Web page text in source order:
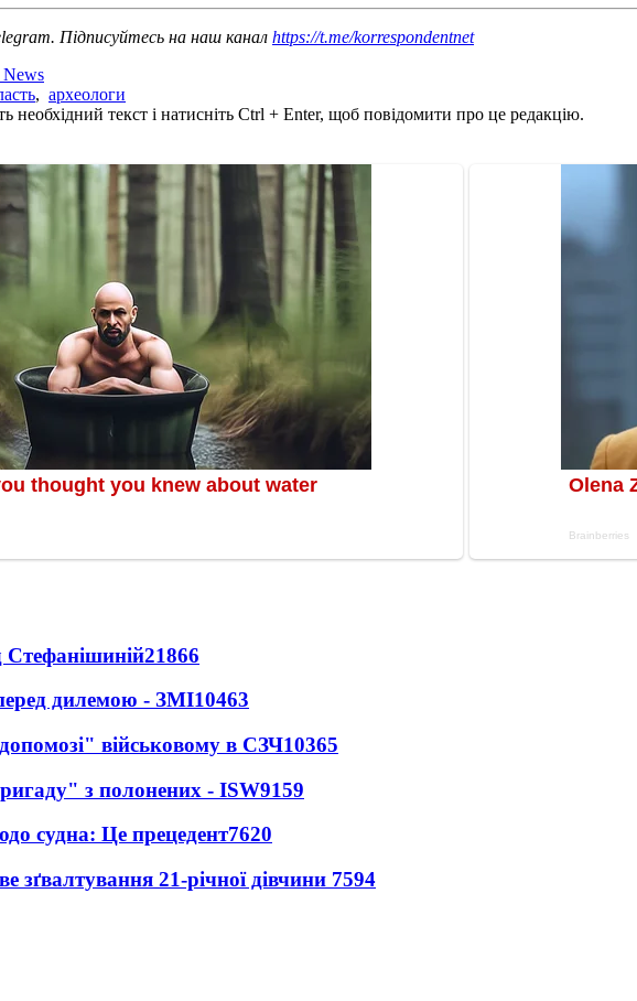
Підписуйтесь на наш канал https://t.me/korrespondentnet
News
, археологи
необхідний текст і натисніть Ctrl + Enter, щоб повідомити про це редакцію.
Стефанішиній21866
дилемою - ЗМІ10463
військовому в СЗЧ10365
з полонених - ISW9159
судна: Це прецедент7620
зґвалтування 21-річної дівчини 7594